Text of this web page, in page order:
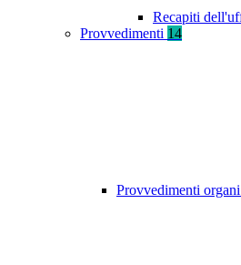
Recapiti
Provvedimenti 14
Provvedimenti